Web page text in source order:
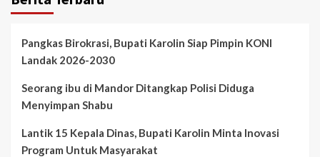
Pangkas Birokrasi, Bupati Karolin Siap Pimpin KONI
Landak 2026-2030
Seorang ibu di Mandor Ditangkap Polisi Diduga
Menyimpan Shabu
Lantik 15 Kepala Dinas, Bupati Karolin Minta Inovasi
Program Untuk Masyarakat